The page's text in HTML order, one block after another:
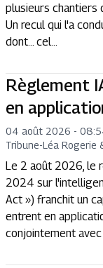
plusieurs chantiers
Un recul qui l'a
dont... cel...
Règlement
en
04 août 2026 -
Tribune-Léa Rogerie
Le 2 août 2026, le
2024 sur
Act ») franchit un
entrent en
conjointement